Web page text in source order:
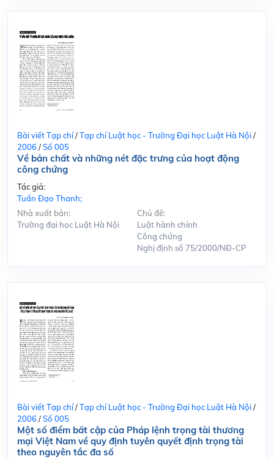
Bài viết Tạp chí/Tạp chí Luật học - Trường Đại học Luật Hà Nội/
2006/Số 005
Về bản chất và những nét đặc trưng của hoạt động
công chứng
Tác giả:
Tuấn Đạo Thanh;
Nhà xuất bản:
Trường đại học Luật Hà Nội
Chủ đề:
Luật hành chính
Công chứng
Nghị định số 75/2000/NĐ-CP
Bài viết Tạp chí/Tạp chí Luật học - Trường Đại học Luật Hà Nội/
2006/Số 005
Một số điểm bất cập của Pháp lệnh trọng tài thương
mại Việt Nam về quy định tuyên quyết định trọng tài
theo nguyên tắc đa số